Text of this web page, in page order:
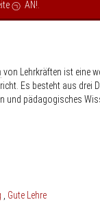
AN!
von Lehrkräften ist eine
Es besteht aus drei
und pädagogisches
Gute Lehre